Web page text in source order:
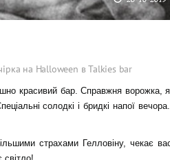
на Halloween в Talkies bar
красивий бар. Справжня ворожка,
солодкі і бридкі напої
страхами Гелловіну, чекає